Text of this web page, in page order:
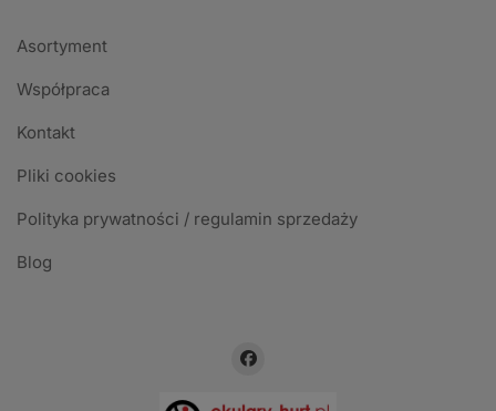
Asortyment
Współpraca
Kontakt
Pliki cookies
Polityka prywatności / regulamin sprzedaży
Blog